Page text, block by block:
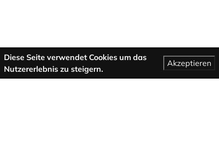
Diese Seite verwendet Cookies um das
Nutzererlebnis zu steigern.
Akzeptieren